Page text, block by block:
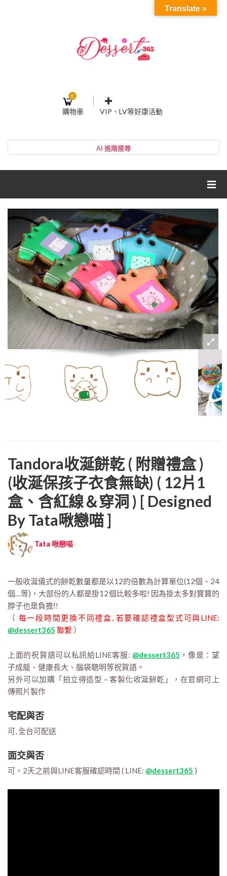
0
購物車 VIP、LV等好康活動
帳號
記住我
忘記密碼 註冊
網紅媽咪蛋糕心得分享
粉絲好康
加入甜點廚師接單平台
Tandora收涎餅乾 ( 附贈禮盒 )
(收涎保孩子衣食無缺) ( 12片1
盒、含紅線＆穿洞 ) [ Designed
By Tata啾戀喵 ]
Tata 啾戀喵
一般收涎儀式的餅乾數量都是以12的倍數為計算單位(12個、24
個…等)，大部份的人都是掛12個比較多啦! 因為掛太多對寶寶的
脖子也是負擔!!
（ 每一段時間更換不同禮盒, 若要確認禮盒型式可與LINE:
@dessert365 聯繫 ）
上面的祝賀語可以私訊給LINE客服: @dessert365 ，像是：望
子成龍、健康長大、腦袋聰明等祝賀語。
另外可以加購「拍立得造型 – 客製化收涎餅乾」，在官網可上
傳照片製作
宅配與否
可, 全台可配送
面交與否
可，2天之前與LINE客服確認時間 ( LINE: @dessert365 )
Translate »